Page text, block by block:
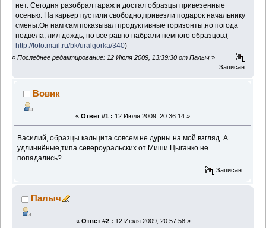
нет. Сегодня разобрал гараж и достал образцы привезенные
осенью. На карьер пустили свободно,привезли подарок начальнику
смены.Он нам сам показывал продуктивные горизонты,но погода
подвела, лил дождь, но все равно набрали немного образцов.(
http://foto.mail.ru/bk/uralgorka/340)
« Последнее редактирование: 12 Июля 2009, 13:39:30 от Палыч »
Записан
Вовик
« Ответ #1 : 12 Июля 2009, 20:36:14 »
Василий, образцы кальцита совсем не дурны на мой взгляд. А
удлиннёные,типа североуральских от Миши Цыганко не
попадались?
Записан
Палыч
« Ответ #2 : 12 Июля 2009, 20:57:58 »